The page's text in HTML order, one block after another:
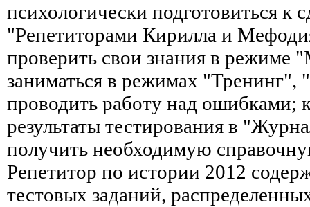
психологически подготовиться к
"Репетиторами Кирилла и
проверить свои знания в режиме
заниматься в режимах
проводить работу над ошибками;
результаты тестирования в
получить необходимую
Репетитор по истории 2012
тестовых заданий,